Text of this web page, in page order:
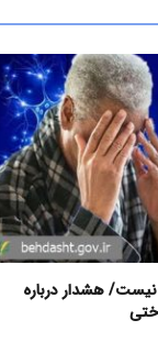
نیست/ هشدار درباره